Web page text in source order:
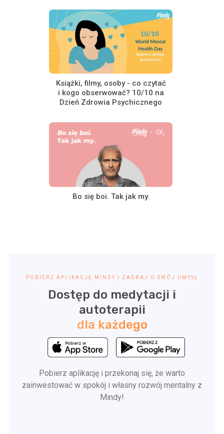
Książki, filmy, osoby - co czytać
i kogo obserwować? 10/10 na
Dzień Zdrowia Psychicznego
Bo się boi. Tak jak my.
POBIERZ APLIKACJĘ MINDY I ZADBAJ O SWÓJ UMYSŁ
Dostęp do medytacji i
autoterapii
dla każdego
Pobierz aplikację i przekonaj się, że warto
zainwestować w spokój i własny rozwój mentalny z
Mindy!